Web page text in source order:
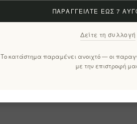
ΠΑΡΑΓΓΕΊΛΤΕ ΈΩΣ 7
Δείτε τη συλλογή
Το κατάστημα παραμένει ανοιχτό — οι
με την επιστροφή